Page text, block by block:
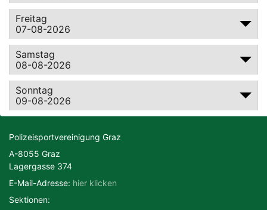
Schießen Ski
Tennis Triathlon
Freitag
07-08-2026
Samstag
08-08-2026
Sonntag
09-08-2026
Polizeisportvereinigung Graz
A-8055 Graz
Lagergasse 374
E-Mail-Adresse: hier klicken
Sektionen: